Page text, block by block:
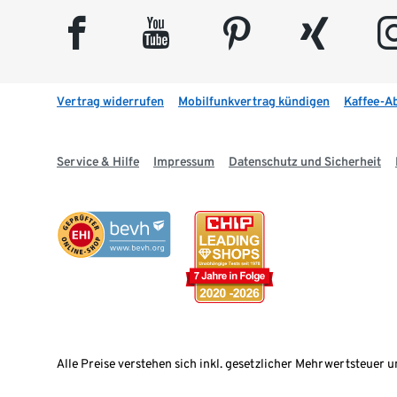
facebook youtube pinterest xing
Vertrag widerrufen Mobilfunkvertrag kündigen Kaffee-
Service & Hilfe Impressum Datenschutz und Sicherheit
Alle Preise verstehen sich inkl. gesetzlicher Mehrwertsteuer